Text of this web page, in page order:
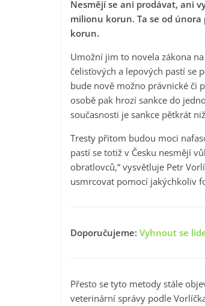
Nesmějí se ani prodávat, ani
milionu korun. Ta se od
korun.
Umožní jim to novela zákona
čelisťových a lepových pastí se
bude nově možno právnické či
osobě pak hrozí sankce do
současnosti je sankce pětkrát
Tresty přitom budou moci
pastí se totiž v Česku nesmějí
obratlovců,“ vysvětluje Petr
usmrcovat pomocí jakýchkoliv
Doporučujeme: Vyhnout se
Přesto se tyto metody stále
veterinární správy podle